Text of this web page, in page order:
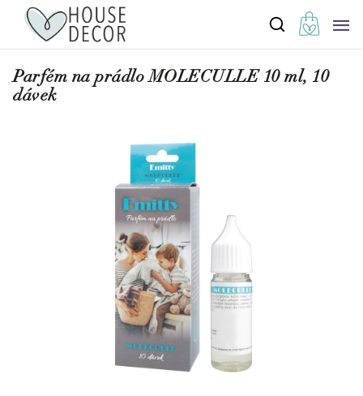
Parfém na prádlo MOLECULLE 10 ml, 10
dávek